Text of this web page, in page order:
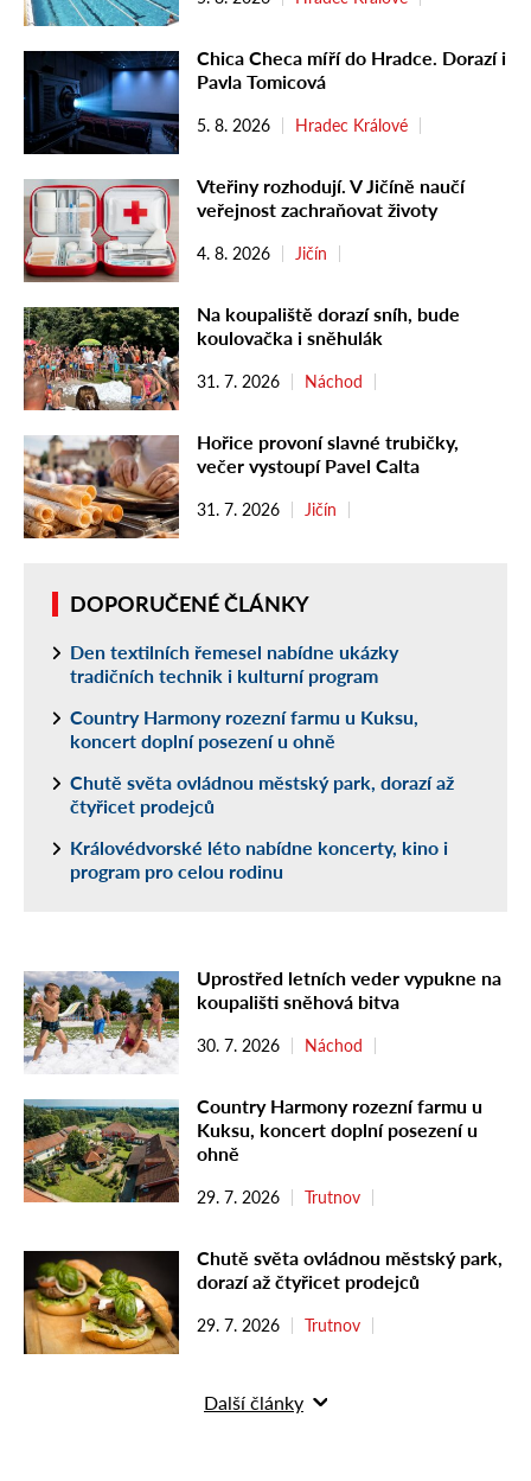
Chica Checa míří do Hradce. Dorazí i
Pavla Tomicová
5. 8. 2026 Hradec Králové
Vteřiny rozhodují. V Jičíně naučí
veřejnost zachraňovat životy
4. 8. 2026 Jičín
Na koupaliště dorazí sníh, bude
koulovačka i sněhulák
31. 7. 2026 Náchod
Hořice provoní slavné trubičky,
večer vystoupí Pavel Calta
31. 7. 2026 Jičín
DOPORUČENÉ ČLÁNKY
Den textilních řemesel nabídne ukázky
tradičních technik i kulturní program
Country Harmony rozezní farmu u Kuksu,
koncert doplní posezení u ohně
Chutě světa ovládnou městský park, dorazí až
čtyřicet prodejců
Královédvorské léto nabídne koncerty, kino i
program pro celou rodinu
Uprostřed letních veder vypukne na
koupališti sněhová bitva
30. 7. 2026 Náchod
Country Harmony rozezní farmu u
Kuksu, koncert doplní posezení u
ohně
29. 7. 2026 Trutnov
Chutě světa ovládnou městský park,
dorazí až čtyřicet prodejců
29. 7. 2026 Trutnov
Další články